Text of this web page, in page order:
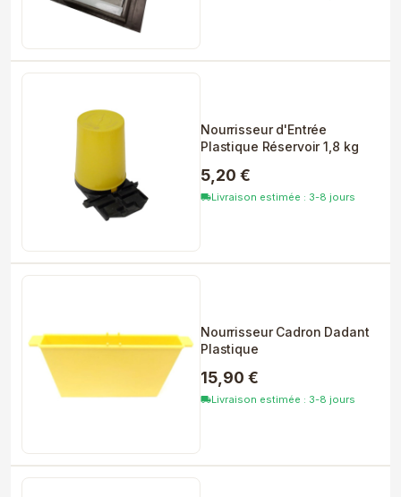
Nourrisseur d'Entrée
Plastique Réservoir 1,8 kg
5,20 €
local_shippingLivraison estimée : 3-8 jours
Nourrisseur Cadron Dadant
Plastique
15,90 €
local_shippingLivraison estimée : 3-8 jours